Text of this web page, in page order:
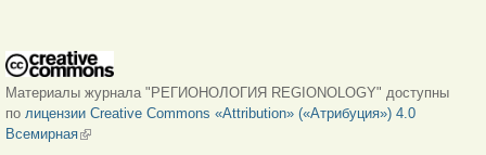
Материалы журнала "РЕГИОНОЛОГИЯ REGIONOLOGY" доступны
по лицензии Creative Commons «Attribution» («Атрибуция») 4.0
Всемирная(внешняя ссылка)